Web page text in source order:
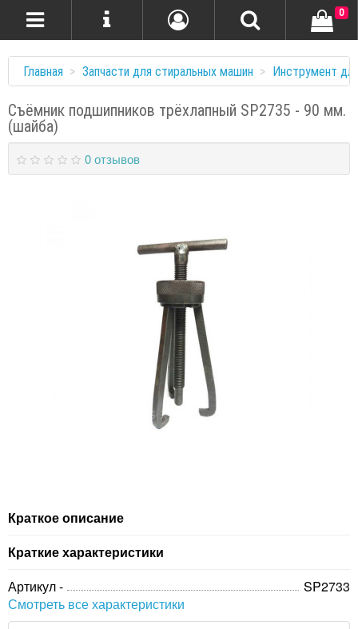
0
Главная Запчасти для стиральных машин Инструмент
Съёмник подшипников трёхлапный SP2735 - 90 мм.
(шайба)
0 отзывов
Краткое описание
Краткие характеристики
Артикул -
SP2733
Смотреть все характеристики